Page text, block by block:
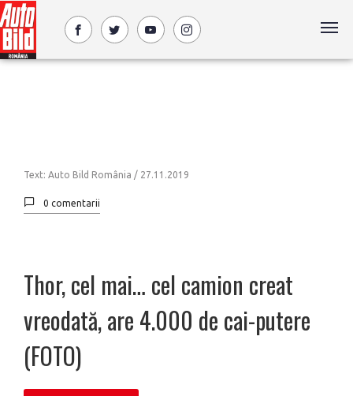
Text: Auto Bild România / 27.11.2019
0 comentarii
Thor, cel mai… cel camion creat
vreodată, are 4.000 de cai-putere
(FOTO)